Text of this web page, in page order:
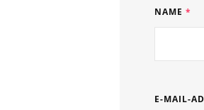
NAME *
E-MAIL-